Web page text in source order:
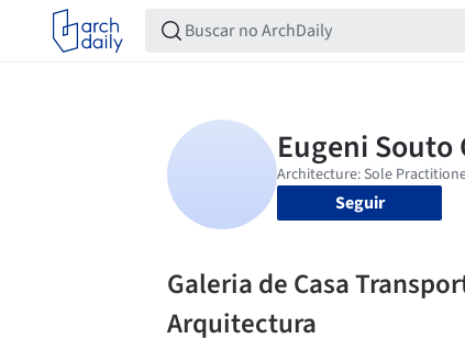
Seguir
Galeria de Casa
Arquitectura